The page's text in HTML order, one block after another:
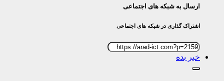
ارسال به شبکه های اجتماعی
اشتراک گذاری در شبکه های اجتماعی
خبر بده